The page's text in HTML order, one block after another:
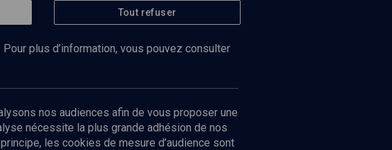
Envoyer
Tout refuser
plus d’information, vous pouvez consulter
nos audiences afin de vous proposer une
nécessite la plus grande adhésion de nos
les cookies de mesure d’audience sont